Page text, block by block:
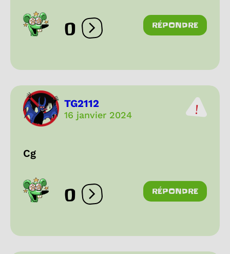
0 Ouvrir les réactions
RÉPONDRE
TG2112
16 janvier 2024
Cg
0 Ouvrir les réactions
RÉPONDRE